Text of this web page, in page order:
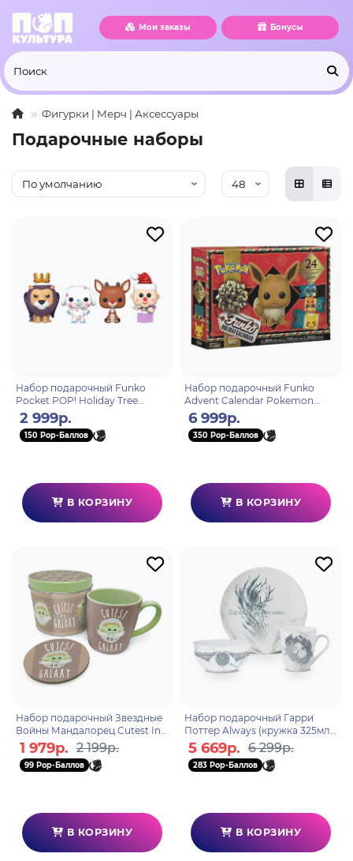
Мои заказы Бонусы
Фигурки | Мерч | Аксессуары
Подарочные наборы
Набор подарочный Funko
Pocket POP! Holiday Tree
Rudolph 4 фигурки 79943
2 999р.
150 Pop-Баллов
В КОРЗИНУ
Набор подарочный Funko
Advent Calendar Pokemon
2024 (Pkt POP) 24 фигурки
70937
6 999р.
350 Pop-Баллов
В КОРЗИНУ
Набор подарочный Звездные
Войны Мандалорец Cutest In
The Galaxy (подстаканник,
банка) GP85477
1 979р. 2 199р.
99 Pop-Баллов
В КОРЗИНУ
Набор подарочный Гарри
Поттер Always (кружка 325мл,
тарелка, миска) GP86318
5 669р. 6 299р.
283 Pop-Баллов
В КОРЗИНУ